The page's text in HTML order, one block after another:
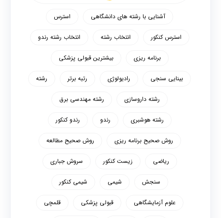
آشنایی با رشته های دانشگاهی استرس
استرس کنکور انتخاب رشته انتخاب رشته رندو
برنامه ریزی بیشترین قبولی پزشکی
بینایی سنجی رادیولوژی رتبه برتر رشته
رشته داروسازی رشته مهندسی برق
رشته هوشبری رندو رندو کنکور
روش صحیح برنامه ریزی روش صحیح مطالعه
ریاضی زیست کنکور سروش جباری
سنجش شیمی شیمی کنکور
علوم آزمایشگاهی قبولی پزشکی قلمچی